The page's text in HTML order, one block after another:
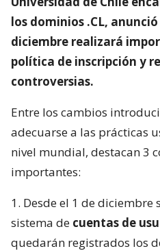
los dominios .CL,
diciembre realizará
política de inscripción y
controversias.
Entre los cambios
adecuarse a las prácticas
nivel mundial, destacan 3
importantes:
1. Desde el 1 de diciembre
sistema de cuentas de
quedarán registrados los